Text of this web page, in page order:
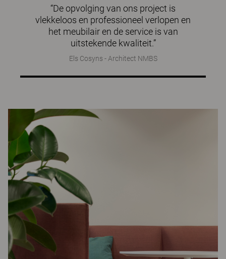
“De opvolging van ons project is
vlekkeloos en professioneel verlopen en
het meubilair en de service is van
uitstekende kwaliteit.”
Els Cosyns - Architect NMBS